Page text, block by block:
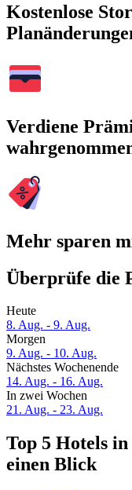
Kostenlose
Verdiene
Mehr sparen
Überprüfe die
Heute
8. Aug. - 9. Aug.
Morgen
9. Aug. - 10. Aug.
Nächstes Wochenende
14. Aug. - 16. Aug.
In zwei Wochen
21. Aug. - 23. Aug.
Top 5 Hotels
einen Blick